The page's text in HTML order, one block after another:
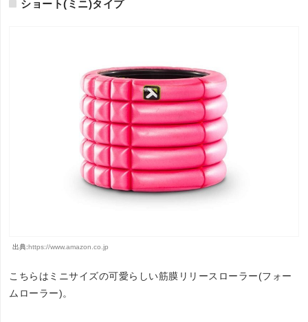
ショート(ミニ)タイプ
出典:https://www.amazon.co.jp
こちらはミニサイズの可愛らしい筋膜リリースローラー(フォー
ムローラー)。